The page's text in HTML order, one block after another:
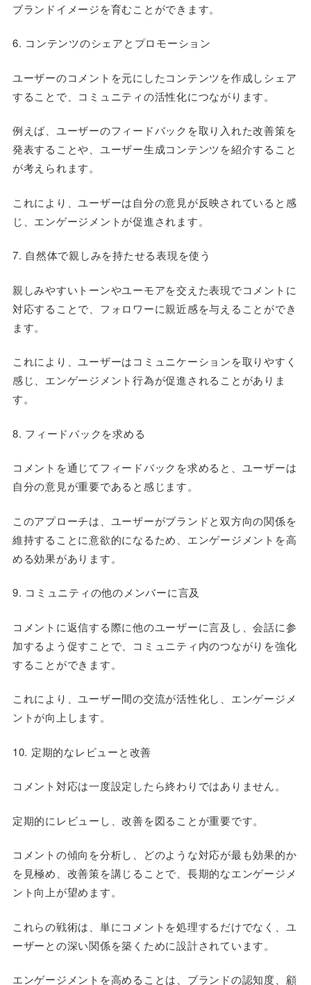
ブランドイメージを育むことができます。
6. コンテンツのシェアとプロモーション
ユーザーのコメントを元にしたコンテンツを作成しシェア
することで、コミュニティの活性化につながります。
例えば、ユーザーのフィードバックを取り入れた改善策を
発表することや、ユーザー生成コンテンツを紹介すること
が考えられます。
これにより、ユーザーは自分の意見が反映されていると感
じ、エンゲージメントが促進されます。
7. 自然体で親しみを持たせる表現を使う
親しみやすいトーンやユーモアを交えた表現でコメントに
対応することで、フォロワーに親近感を与えることができ
ます。
これにより、ユーザーはコミュニケーションを取りやすく
感じ、エンゲージメント行為が促進されることがありま
す。
8. フィードバックを求める
コメントを通じてフィードバックを求めると、ユーザーは
自分の意見が重要であると感じます。
このアプローチは、ユーザーがブランドと双方向の関係を
維持することに意欲的になるため、エンゲージメントを高
める効果があります。
9. コミュニティの他のメンバーに言及
コメントに返信する際に他のユーザーに言及し、会話に参
加するよう促すことで、コミュニティ内のつながりを強化
することができます。
これにより、ユーザー間の交流が活性化し、エンゲージメ
ントが向上します。
10. 定期的なレビューと改善
コメント対応は一度設定したら終わりではありません。
定期的にレビューし、改善を図ることが重要です。
コメントの傾向を分析し、どのような対応が最も効果的か
を見極め、改善策を講じることで、長期的なエンゲージメ
ント向上が望めます。
これらの戦術は、単にコメントを処理するだけでなく、ユ
ーザーとの深い関係を築くために設計されています。
エンゲージメントを高めることは、ブランドの認知度、顧